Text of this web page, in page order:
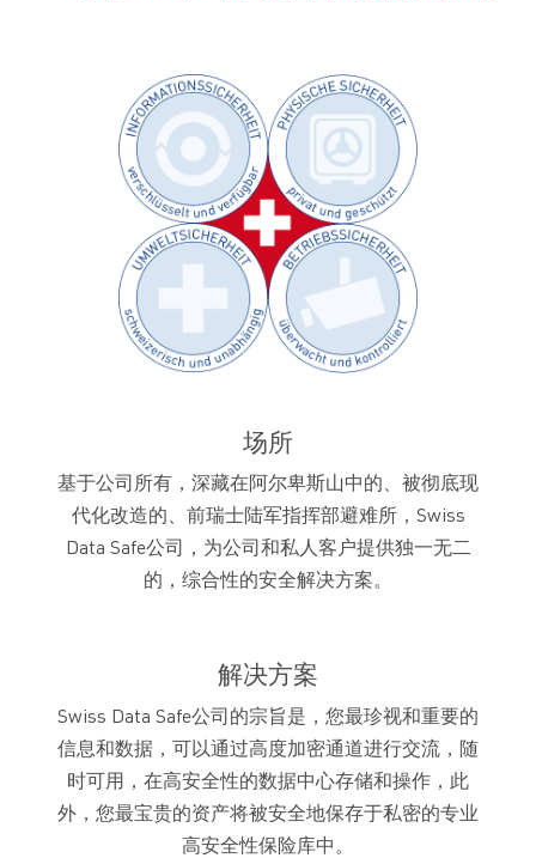
场所
基于公司所有，深藏在阿尔卑斯山中的、被彻底现
代化改造的、前瑞士陆军指挥部避难所，Swiss
Data Safe公司，为公司和私人客户提供独一无二
的，综合性的安全解决方案。
解决方案
Swiss Data Safe公司的宗旨是，您最珍视和重要的
信息和数据，可以通过高度加密通道进行交流，随
时可用，在高安全性的数据中心存储和操作，此
外，您最宝贵的资产将被安全地保存于私密的专业
高安全性保险库中。